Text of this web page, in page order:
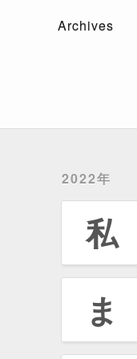
Archives
2022年
私
ま